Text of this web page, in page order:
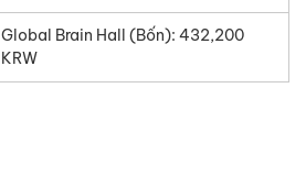
Global Brain Hall (Bốn): 432,200
KRW